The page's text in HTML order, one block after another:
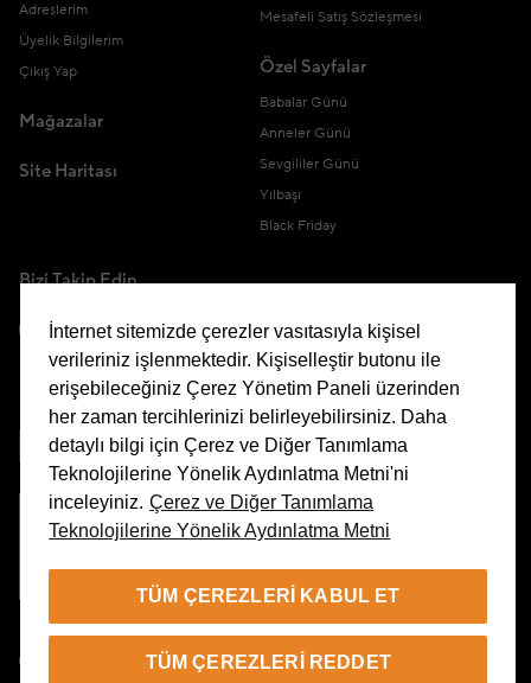
Adreslerim
Üyelik Bilgilerim
Çıkış Yap
Mağazalar
Site Haritası
Mesafeli Satış Sözleşmesi
Özel Sayfalar
Babalar Günü
Anneler Günü
Sevgililer Günü
Yılbaşı
Black Friday
Bizi Takip Edin
Uygulamamızı İndirin
İnternet sitemizde çerezler vasıtasıyla kişisel
verileriniz işlenmektedir. Kişiselleştir butonu ile
erişebileceğiniz Çerez Yönetim Paneli üzerinden
her zaman tercihlerinizi belirleyebilirsiniz. Daha
detaylı bilgi için Çerez ve Diğer Tanımlama
Teknolojilerine Yönelik Aydınlatma Metni'ni
inceleyiniz. Çerez ve Diğer Tanımlama
Teknolojilerine Yönelik Aydınlatma Metni
TÜM ÇEREZLERI KABUL ET
TÜM ÇEREZLERI REDDET